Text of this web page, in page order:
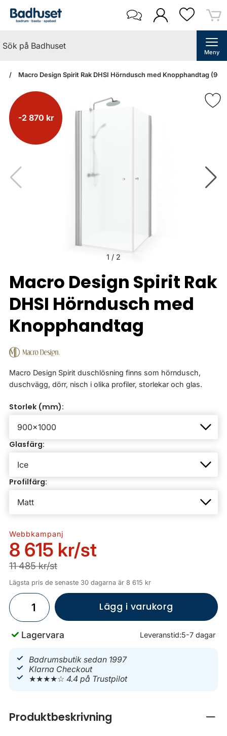
Meny
Macro Design Spirit Rak DHSI Hörndusch med Knopphandtag
-2 870 kr
1 / 2
Macro Design Spirit Rak
DHSI Hörndusch med
Knopphandtag
Macro Design Spirit duschlösning finns som hörndusch,
duschvägg, dörr, nisch i olika profiler, storlekar och glas.
Storlek (mm):
Glasfärg:
Profilfärg:
Webbkampanj
8 615 kr/st
11 485 kr/st
Lägsta pris de senaste 30 dagarna är 8 615 kr
Lägg i varukorg
Lagervara Leveranstid:5-7 dagar
Badrumsbutik sedan 1997
Klarna Checkout
★★★★☆4.4 på Trustpilot
Produktbeskrivning